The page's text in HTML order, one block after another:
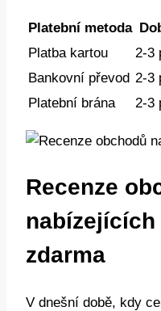
Platební metoda
Platba kartou
2-3
Bankovní převod 2-3
Platební brána
2-3
Recenze
nabízejících
zdarma
V dnešní době, kdy